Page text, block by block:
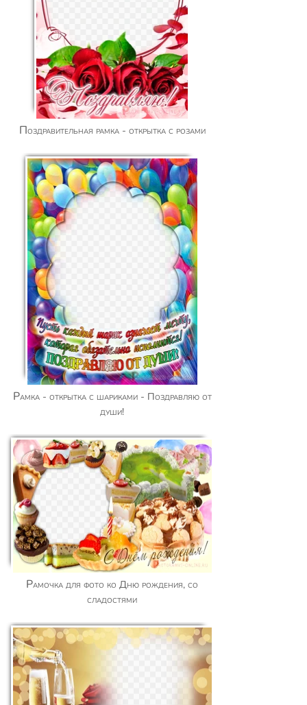
Поздравительная рамка - открытка с розами
Рамка - открытка с шариками - Поздравляю от
души!
Рамочка для фото ко Дню рождения, со
сладостями